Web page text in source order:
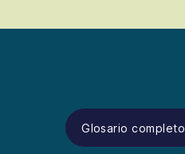
Glosario completo